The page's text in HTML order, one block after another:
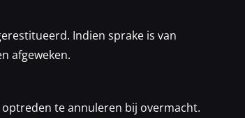
Indien sprake is van
afgeweken.
te annuleren bij overmacht.